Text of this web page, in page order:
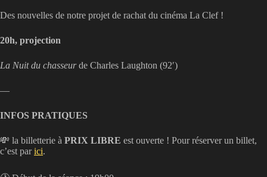
Des nouvelles de notre projet de rachat du cinéma La Clef !
20h, projection
La Nuit du chasseurde Charles Laughton (92′)
—
INFOS PRATIQUES
💸 la billetterie à PRIX LIBRE est ouverte ! Pour réserver un billet,
c’est parici.